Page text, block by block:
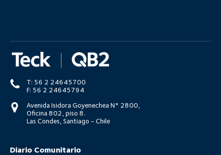
T: 56 2 24645700
F: 56 2 24645794
Avenida Isidora Goyenechea N° 2800,
Oficina 802, piso 8.
Las Condes, Santiago - Chile
Diario Comunitario